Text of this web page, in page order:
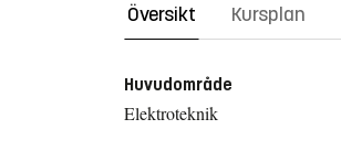
Översikt Kursplan
Huvudområde
Elektroteknik